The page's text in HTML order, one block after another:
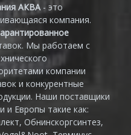
АКВА - это
компания.
Мы работаем с
компании
и конкурентные
Наши поставщики
и Европы такие как:
Обнинскоргсинтез,